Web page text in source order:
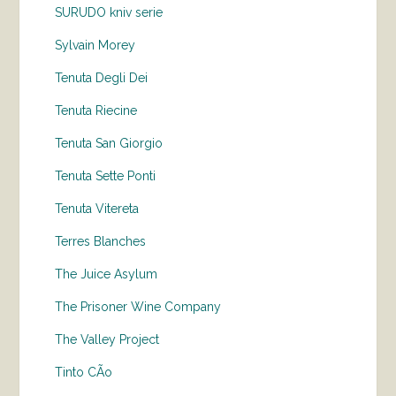
SURUDO kniv serie
Sylvain Morey
Tenuta Degli Dei
Tenuta Riecine
Tenuta San Giorgio
Tenuta Sette Ponti
Tenuta Vitereta
Terres Blanches
The Juice Asylum
The Prisoner Wine Company
The Valley Project
Tinto CÃo